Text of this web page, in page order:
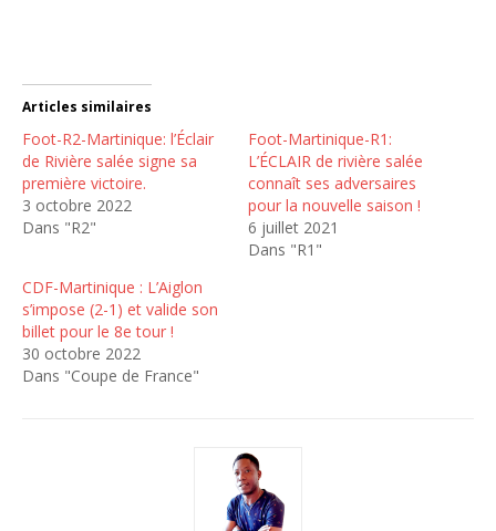
Articles similaires
Foot-R2-Martinique: l’Éclair
de Rivière salée signe sa
première victoire.
3 octobre 2022
Dans "R2"
Foot-Martinique-R1:
L’ÉCLAIR de rivière salée
connaît ses adversaires
pour la nouvelle saison !
6 juillet 2021
Dans "R1"
CDF-Martinique : L’Aiglon
s’impose (2-1) et valide son
billet pour le 8e tour !
30 octobre 2022
Dans "Coupe de France"